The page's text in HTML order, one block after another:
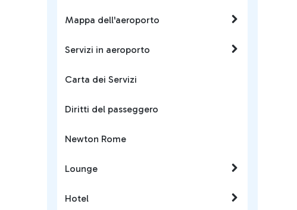
Mappa dell'aeroporto
Servizi in aeroporto
Carta dei Servizi
Diritti del passeggero
Newton Rome
Lounge
Hotel